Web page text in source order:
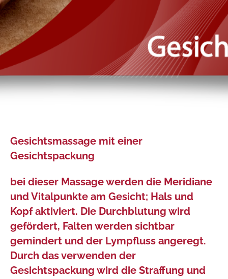
Gesichtsmassage mit einer
Gesichtspackung
bei dieser Massage werden die Meridiane
und Vitalpunkte am Gesicht; Hals und
Kopf aktiviert. Die Durchblutung wird
gefördert, Falten werden sichtbar
gemindert und der Lympfluss angeregt.
Durch das verwenden der
Gesichtspackung wird die Straffung und